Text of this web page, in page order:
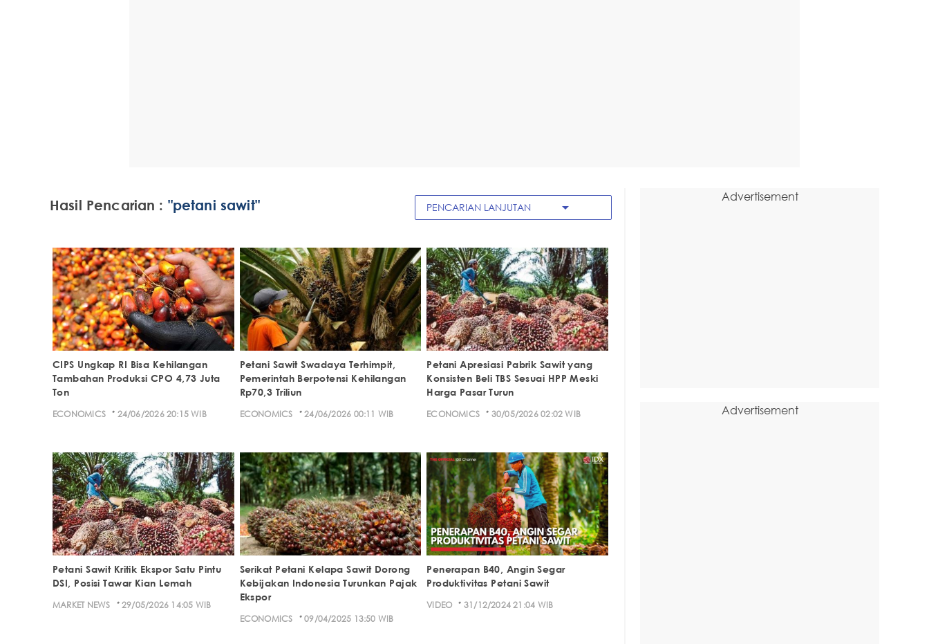
Hasil Pencarian : "petani sawit" PENCARIAN LANJUTAN arrow_drop_down
CIPS Ungkap RI Bisa Kehilangan
Tambahan Produksi CPO 4,73 Juta
Ton
ECONOMICS · 24/06/2026 20:15 WIB
Petani Sawit Swadaya Terhimpit,
Pemerintah Berpotensi Kehilangan
Rp70,3 Triliun
ECONOMICS · 24/06/2026 00:11 WIB
Petani Apresiasi Pabrik Sawit yang
Konsisten Beli TBS Sesuai HPP Meski
Harga Pasar Turun
ECONOMICS · 30/05/2026 02:02 WIB
Petani Sawit Kritik Ekspor Satu Pintu
DSI, Posisi Tawar Kian Lemah
MARKET NEWS · 29/05/2026 14:05 WIB
Serikat Petani Kelapa Sawit Dorong
Kebijakan Indonesia Turunkan Pajak
Ekspor
ECONOMICS · 09/04/2025 13:50 WIB
Penerapan B40, Angin Segar
Produktivitas Petani Sawit
VIDEO · 31/12/2024 21:04 WIB
Advertisement
Advertisement